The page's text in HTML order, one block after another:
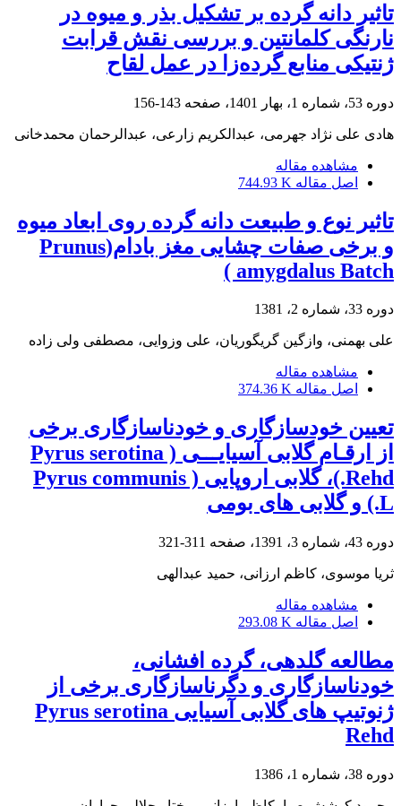
تاثیر دانه گرده بر تشکیل بذر و میوه در
نارنگی کلمانتین و بررسی نقش قرابت
ژنتیکی منابع گرده‌زا ‏در عمل لقاح
دوره 53، شماره 1، بهار 1401، صفحه 143-156
هادی علی نژاد جهرمی، عبدالکریم زارعی، عبدالرحمان محمدخانی
مشاهده مقاله
اصل مقاله 744.93 K
تاثیر نوع و طبیعت دانه گرده روی ابعاد میوه
و برخی صفات چشایی مغز بادام(Prunus
amygdalus Batch )
دوره 33، شماره 2، 1381
علی بهمنی، وازگین گریگوریان، علی وزوایی، مصطفی ولی زاده
مشاهده مقاله
اصل مقاله 374.36 K
تعیین خودسازگاری و خودناسازگاری برخی
از ارقـام گلابی آسیایـــی ( Pyrus serotina
Rehd.)، گلابی اروپایی ( Pyrus communis
L.) و گلابی های بومی
دوره 43، شماره 3، 1391، صفحه 311-321
ثریا موسوی، کاظم ارزانی، حمید عبدالهی
مشاهده مقاله
اصل مقاله 293.08 K
مطالعه گلدهی، گرده افشانی،
خودناسازگاری و دگرناسازگاری برخی از
ژنوتیپ های گلابی آسیایی Pyrus serotina
Rehd
دوره 38، شماره 1، 1386